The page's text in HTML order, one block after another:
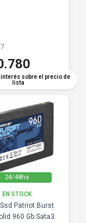
sobre el precio de
lista
24/48hs
EN STOCK
Patriot Burst
960 Gb Sata3